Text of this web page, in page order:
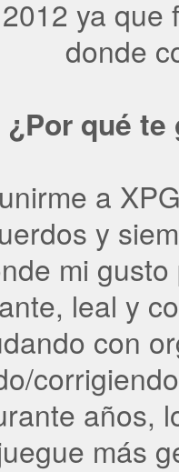
ya
donde
¿Por qué
a
y
mi
leal y
con
años,
más